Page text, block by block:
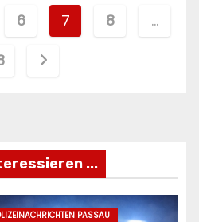
6 7 8
…
...
PASSAU